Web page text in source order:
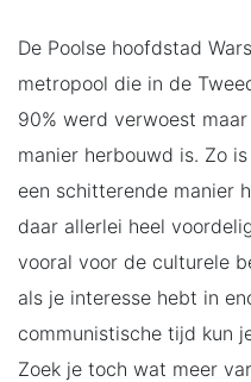
De Poolse hoofdstad
metropool die in de
90% werd verwoest
manier herbouwd is. Zo
een schitterende manier
daar allerlei heel
vooral voor de culturele
als je interesse hebt in
communistische tijd kun
Zoek je toch wat meer